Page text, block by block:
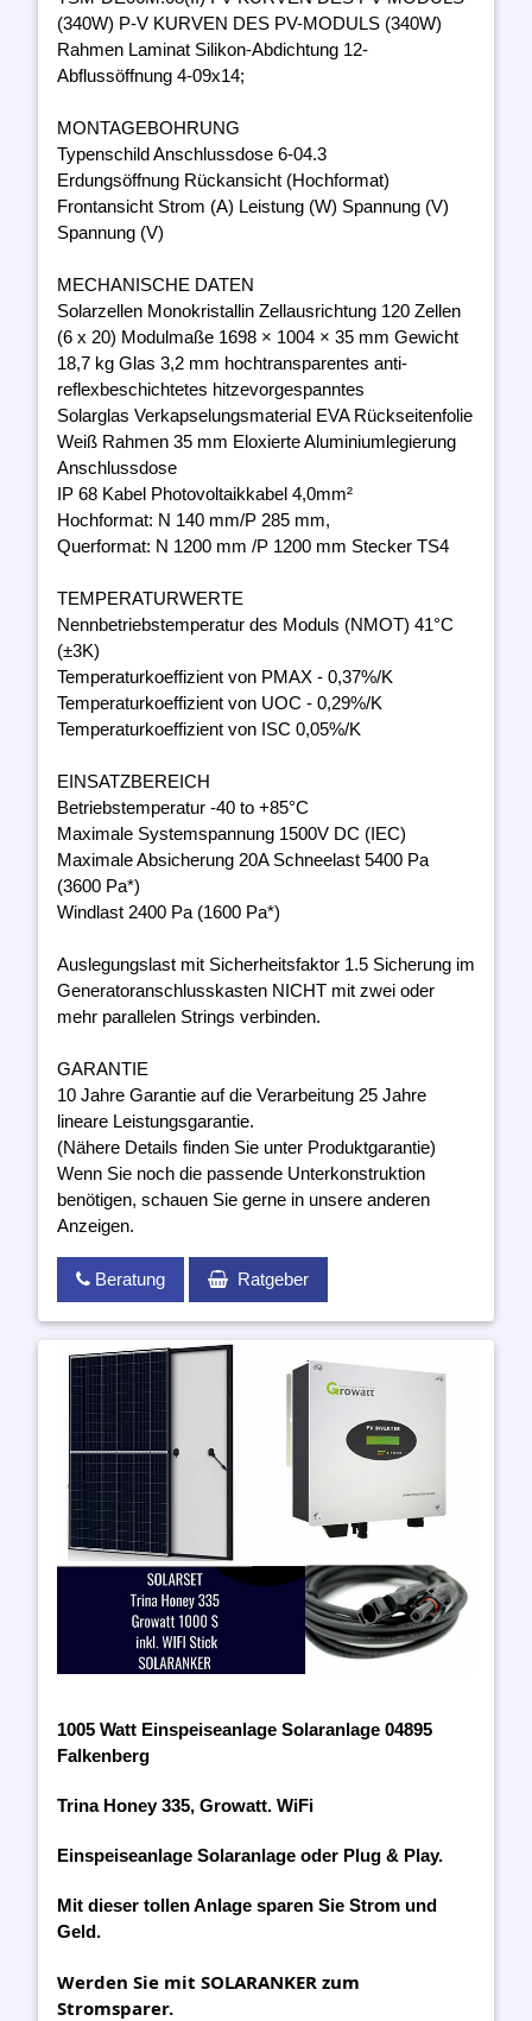
(340W) P-V KURVEN DES PV-MODULS (340W)
Rahmen Laminat Silikon-Abdichtung 12-
Abflussöffnung 4-09x14;
MONTAGEBOHRUNG
Typenschild Anschlussdose 6-04.3
Erdungsöffnung Rückansicht (Hochformat)
Frontansicht Strom (A) Leistung (W) Spannung (V)
Spannung (V)
MECHANISCHE DATEN
Solarzellen Monokristallin Zellausrichtung 120 Zellen
(6 x 20) Modulmaße 1698 × 1004 × 35 mm Gewicht
18,7 kg Glas 3,2 mm hochtransparentes anti-
reflexbeschichtetes hitzevorgespanntes
Solarglas Verkapselungsmaterial EVA Rückseitenfolie
Weiß Rahmen 35 mm Eloxierte Aluminiumlegierung
Anschlussdose
IP 68 Kabel Photovoltaikkabel 4,0mm²
Hochformat: N 140 mm/P 285 mm,
Querformat: N 1200 mm /P 1200 mm Stecker TS4
TEMPERATURWERTE
Nennbetriebstemperatur des Moduls (NMOT) 41°C
(±3K)
Temperaturkoeffizient von PMAX - 0,37%/K
Temperaturkoeffizient von UOC - 0,29%/K
Temperaturkoeffizient von ISC 0,05%/K
EINSATZBEREICH
Betriebstemperatur -40 to +85°C
Maximale Systemspannung 1500V DC (IEC)
Maximale Absicherung 20A Schneelast 5400 Pa
(3600 Pa*)
Windlast 2400 Pa (1600 Pa*)
Auslegungslast mit Sicherheitsfaktor 1.5 Sicherung im
Generatoranschlusskasten NICHT mit zwei oder
mehr parallelen Strings verbinden.
GARANTIE
10 Jahre Garantie auf die Verarbeitung 25 Jahre
lineare Leistungsgarantie.
(Nähere Details finden Sie unter Produktgarantie)
Wenn Sie noch die passende Unterkonstruktion
benötigen, schauen Sie gerne in unsere anderen
Anzeigen.
Beratung Ratgeber
1005 Watt Einspeiseanlage Solaranlage 04895
Falkenberg
Trina Honey 335, Growatt. WiFi
Einspeiseanlage Solaranlage oder Plug & Play.
Mit dieser tollen Anlage sparen Sie Strom und
Geld.
Werden Sie mit SOLARANKER zum
Stromsparer.